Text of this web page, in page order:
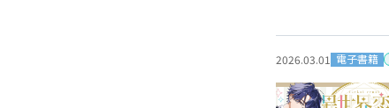
2026.03.01 電子書籍